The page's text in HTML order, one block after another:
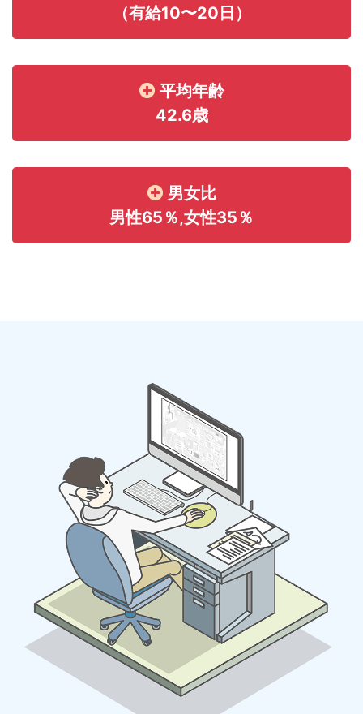
（有給10〜20日）
平均年齢
42.6歳
男女比
男性65％,女性35％